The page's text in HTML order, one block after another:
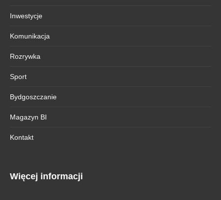
Inwestycje
Komunikacja
Rozrywka
Sport
Bydgoszczanie
Magazyn BI
Kontakt
Więcej informacji